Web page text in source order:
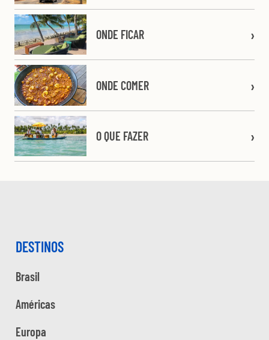
ONDE FICAR
ONDE COMER
O QUE FAZER
DESTINOS
Brasil
Américas
Europa